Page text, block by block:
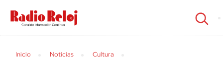
cerrar
Inicio Noticias Cultura